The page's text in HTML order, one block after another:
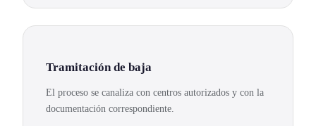
Tramitación de baja
El proceso se canaliza con centros autorizados y con la
documentación correspondiente.